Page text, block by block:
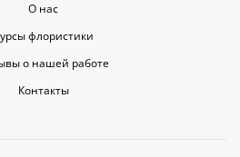
О нас
флористики
о нашей работе
Контакты